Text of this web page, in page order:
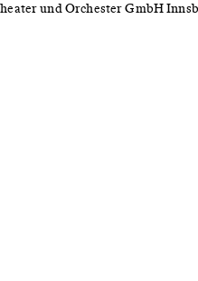
und Orchester GmbH